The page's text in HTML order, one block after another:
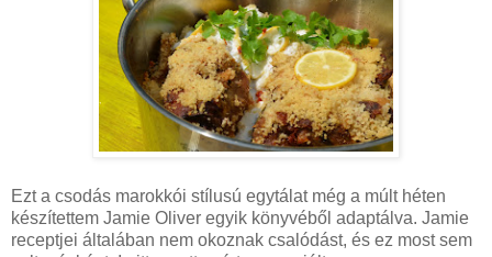
Ezt a csodás marokkói stílusú egytálat még a múlt héten
készítettem Jamie Oliver egyik könyvéből adaptálva. Jamie
receptjei általában nem okoznak csalódást, és ez most sem